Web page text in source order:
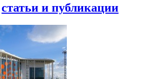
статьи и публикации